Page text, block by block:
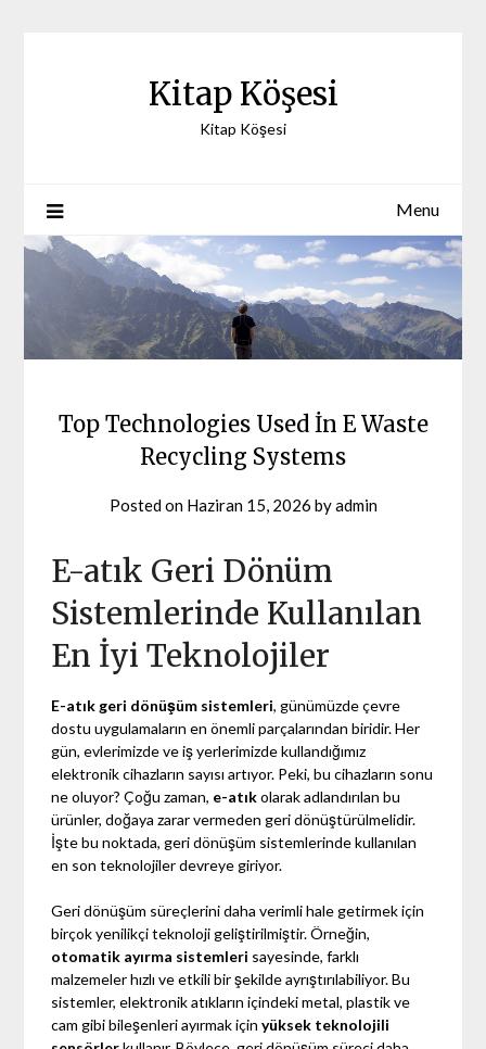
Kitap Köşesi
Kitap Köşesi
Menu
Top Technologies Used İn E Waste
Recycling Systems
Posted on Haziran 15, 2026 byadmin
E-atık Geri Dönüm
Sistemlerinde Kullanılan
En İyi Teknolojiler
E-atık geri dönüşüm sistemleri, günümüzde çevre
dostu uygulamaların en önemli parçalarından biridir. Her
gün, evlerimizde ve iş yerlerimizde kullandığımız
elektronik cihazların sayısı artıyor. Peki, bu cihazların sonu
ne oluyor? Çoğu zaman, e-atıkolarak adlandırılan bu
ürünler, doğaya zarar vermeden geri dönüştürülmelidir.
İşte bu noktada, geri dönüşüm sistemlerinde kullanılan
en son teknolojiler devreye giriyor.
Geri dönüşüm süreçlerini daha verimli hale getirmek için
birçok yenilikçi teknoloji geliştirilmiştir. Örneğin,
otomatik ayırma sistemleri sayesinde, farklı
malzemeler hızlı ve etkili bir şekilde ayrıştırılabiliyor. Bu
sistemler, elektronik atıkların içindeki metal, plastik ve
cam gibi bileşenleri ayırmak içinyüksek teknolojili